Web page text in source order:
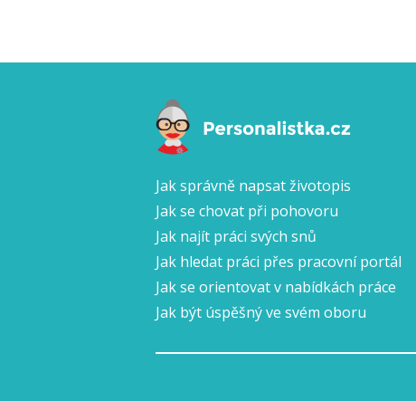
Jak správně napsat životopis
Jak se chovat při pohovoru
Jak najít práci svých snů
Jak hledat práci přes pracovní portál
Jak se orientovat v nabídkách práce
Jak být úspěšný ve svém oboru